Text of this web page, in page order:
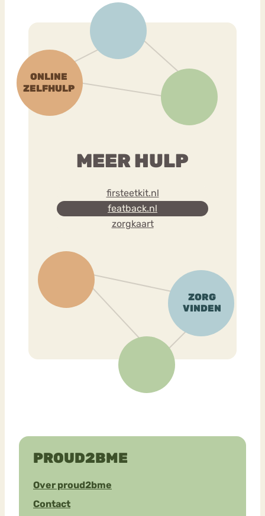
MEER HULP
firsteetkit.nl
featback.nl
zorgkaart
PROUD2BME
Over proud2bme
Contact